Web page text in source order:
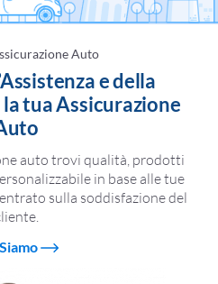
Auto
e della
tua Assicurazione
auto trovi qualità, prodotti
in base alle tue
sulla soddisfazione del